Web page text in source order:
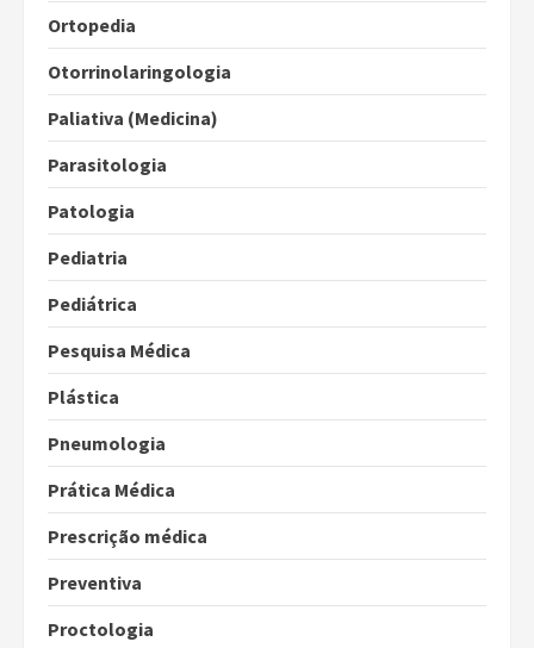
Ortopedia
Otorrinolaringologia
Paliativa (Medicina)
Parasitologia
Patologia
Pediatria
Pediátrica
Pesquisa Médica
Plástica
Pneumologia
Prática Médica
Prescrição médica
Preventiva
Proctologia